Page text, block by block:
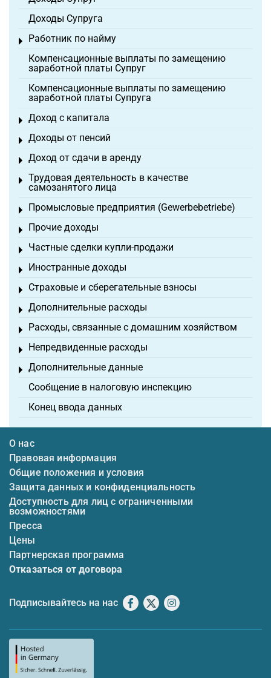
Доходы Супруга
Работник по найму
Toggle menu
Компенсационные выплаты по замещению
заработной платы Супруг
Компенсационные выплаты по замещению
заработной платы Супруга
Доход с капитала
Toggle menu
Доходы от пенсий
Toggle menu
Доход от сдачи в аренду
Toggle menu
Трудовая деятельность в качестве
самозанятого лица
Toggle menu
Промысловые предприятия (Gewerbebetriebe)
Toggle menu
Прочие доходы
Toggle menu
Частные сделки купли-продажи
Toggle menu
Иностранные доходы
Toggle menu
Страховые и сберегательные взносы
Toggle menu
Дополнительные расходы
Toggle menu
Расходы, связанные с домашним хозяйством
Toggle menu
Непредвиденные расходы
Toggle menu
Дополнительные данные
Toggle menu
Сообщение в налоговую инспекцию
Конец ввода данных
О нас
Правовая информация
Общие положения и условия
Защита данных и конфиденциальность
Доступность для лиц с ограниченными
возможностями
Пресса
Цены
Партнерская программа
Отказаться от договора
Подписывайтесь на нас Facebook
X Instagram